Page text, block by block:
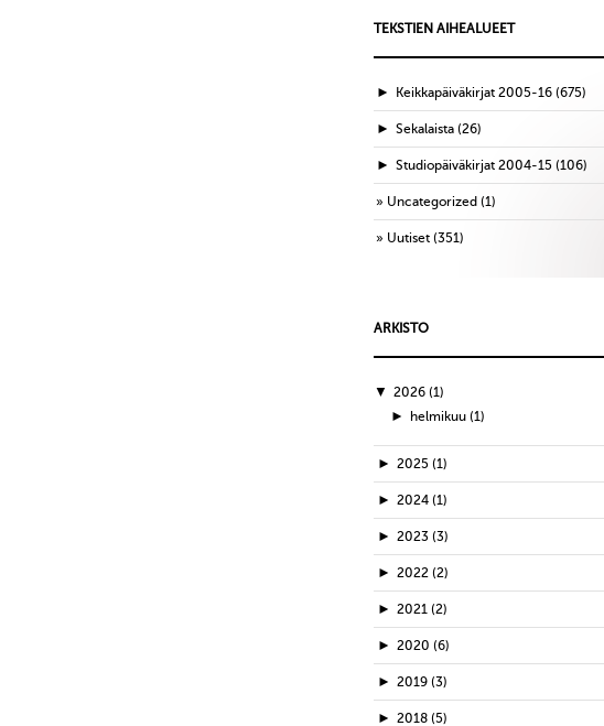
TEKSTIEN AIHEALUEET
► Keikkapäiväkirjat 2005-16 (675)
► Sekalaista (26)
► Studiopäiväkirjat 2004-15 (106)
Uncategorized (1)
Uutiset (351)
ARKISTO
▼ 2026 (1)
► helmikuu (1)
► 2025 (1)
► 2024 (1)
► 2023 (3)
► 2022 (2)
► 2021 (2)
► 2020 (6)
► 2019 (3)
► 2018 (5)